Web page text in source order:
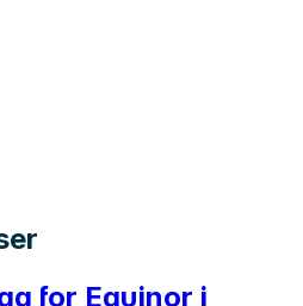
for Equinor i